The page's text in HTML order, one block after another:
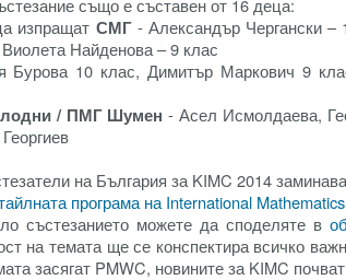
също е съставен от 16 деца:
изпращат СМГ- Александър Чергански –
Найденова – 9 клас
10 клас, Димитър Маркович 9
/ ПМГ Шумен - Асел Исмолдаева,
на България за KIMC 2014
програма на International
състезанието можете да споделяте в
на темата ще се конспектира всичко
засягат PMWC, новините за KIMC